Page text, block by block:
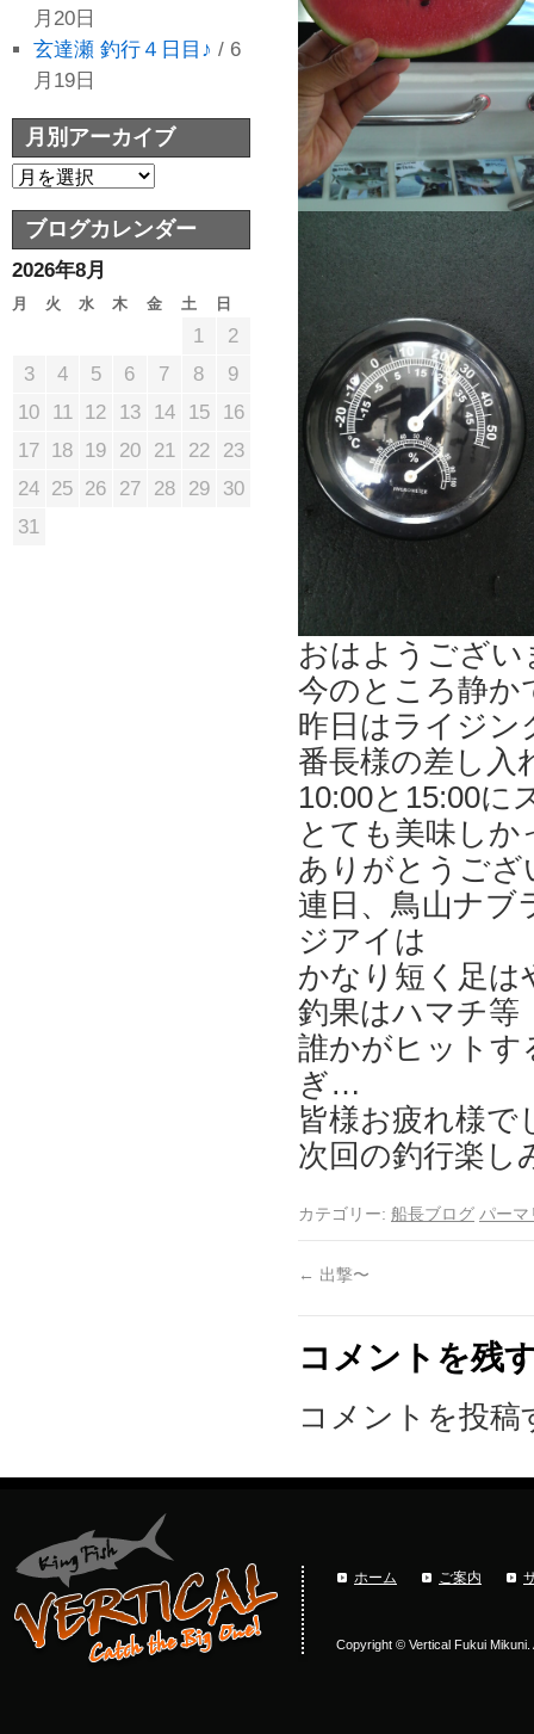
おはようござい
今のところ静か
昨日はライジン
番長様の差し
10:00と15:00に
とても美味しか
ありがとうござ
連日、鳥山ナブ
ジアイは
かなり短く足
釣果はハマチ等
誰かがヒットす
ぎ…
皆様お疲れ様
次回の釣行楽し
カテゴリー: 船長ブログ パーマ
← 出撃〜
コメントを残
コメントを投稿
月20日
玄達瀬 釣行４日目♪ / 6
月19日
月別アーカイブ
ブログカレンダー
2026年8月
月 火 水 木 金 土 日
1
2
3
4 5 6 7 8
9
10
11 12 13 14 15
16
17 18 19 20 21 22
23
24 25 26 27 28 29
30
31
ホーム ご案内
Copyright © Vertical Fukui